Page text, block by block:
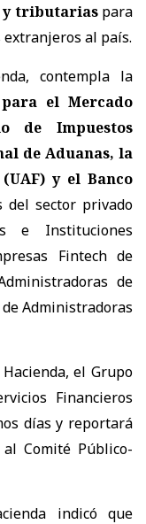
y tributariaspara
al país.
contempla la
el Mercado
de Impuestos
de Aduanas, la
y el Banco
del sector privado
e Instituciones
Fintech de
de
Administradoras
el Grupo
Financieros
días y reportará
Comité Público-
indicó que